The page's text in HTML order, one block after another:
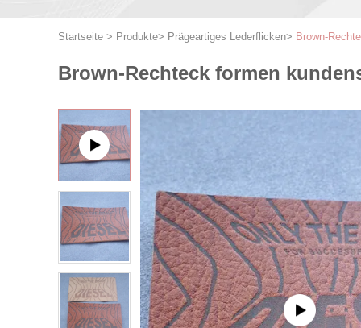
Startseite > Produkte> Prägeartiges Lederflicken> Brown-
Brown-Rechteck formen